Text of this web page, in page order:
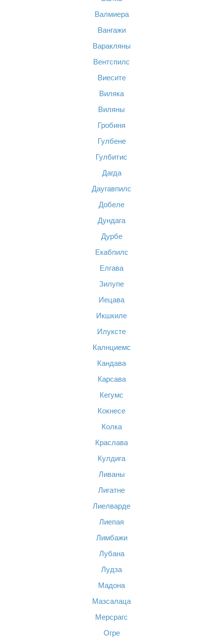
Валмиера
Вангажи
Варакляны
Вентспилс
Виесите
Виляка
Виляны
Гробиня
Гулбене
Гулбитис
Дагда
Даугавпилс
Добеле
Дундага
Дурбе
Екабпилс
Елгава
Зилупе
Иецава
Икшкиле
Илуксте
Калнциемс
Кандава
Карсава
Кегумс
Кокнесе
Колка
Краслава
Кулдига
Ливаны
Лигатне
Лиелварде
Лиепая
Лимбажи
Лубана
Лудза
Мадона
Мазсалаца
Мерсрагс
Огре